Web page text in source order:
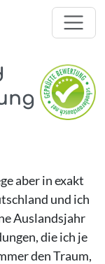
aber in exakt
und ich
Auslandsjahr
die ich je
den Traum,